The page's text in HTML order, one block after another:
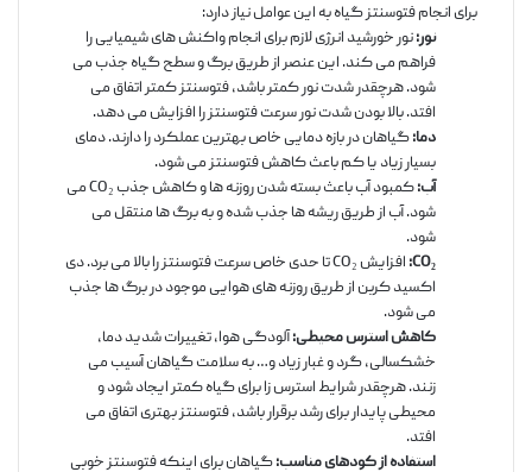
برای انجام فتوسنتز گیاه به این عوامل نیاز دارد:
نور:نور خورشید انرژی لازم برای انجام واکنش های شیمیایی را
فراهم می کند. این عنصر از طریق برگ و سطح گیاه جذب می
شود. هرچقدر شدت نور کمتر باشد، فتوسنتز کمتر اتفاق می
افتد. بالا بودن شدت نور سرعت فتوسنتز را افزایش می دهد.
دما:گیاهان در بازه دمایی خاص بهترین عملکرد را دارند. دمای
بسیار زیاد یا کم باعث کاهش فتوسنتز می شود.
آب:
کمبود آب باعث بسته شدن روزنه ها و کاهش جذب CO₂ می
شود. آب از طریق ریشه ها جذب شده و به برگ ها منتقل می
شود.
CO₂:
افزایش CO₂ تا حدی خاص سرعت فتوسنتز را بالا می برد. دی
اکسید کربن از طریق روزنه های هوایی موجود در برگ ها جذب
می شود.
کاهش استرس محیطی:آلودگی هوا، تغییرات شدید دما،
خشکسالی، گرد و غبار زیاد و… به سلامت گیاهان آسیب می
زنند. هرچقدر شرایط استرس زا برای گیاه کمتر ایجاد شود و
محیطی پایدار برای رشد برقرار باشد، فتوسنتز بهتری اتفاق می
افتد.
استفاده از کودهای مناسب:گیاهان برای اینکه فتوسنتز خوبی